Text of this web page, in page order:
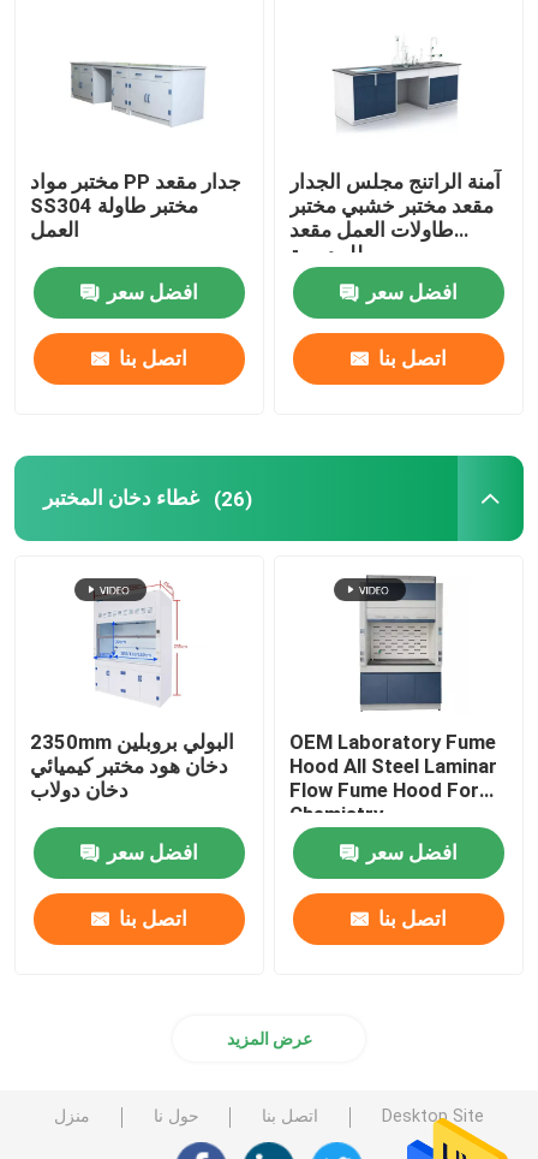
مختبر مواد PP جدار مقعد
SS304 مختبر طاولة
العمل
افضل سعر
اتصل بنا
آمنة الراتنج مجلس الجدار
مقعد مختبر خشبي مختبر
طاولات العمل مقعد
للمدرسة
افضل سعر
اتصل بنا
غطاء دخان المختبر (26)
2350mm البولي بروبلين
دخان هود مختبر كيميائي
دخان دولاب
افضل سعر
اتصل بنا
OEM Laboratory Fume
Hood All Steel Laminar
Flow Fume Hood For
Chemistry
افضل سعر
اتصل بنا
عرض المزيد
منزل حول نا اتصل بنا Desktop Site